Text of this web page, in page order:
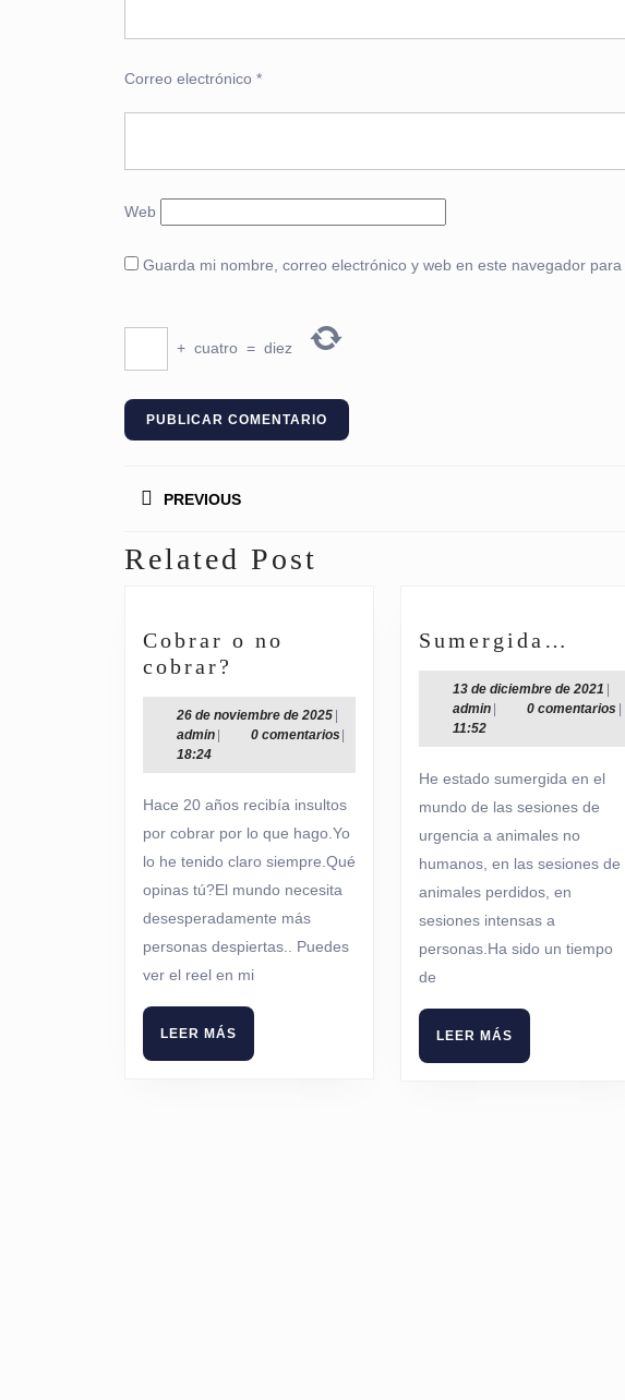
Correo electrónico *
Web
Guarda mi nombre, correo electrónico y web en este navegador para
+ cuatro = diez
entradas
PREVIOUS
Entrada
Related Post
Cobrar o no
cobrar?
o
no
cobrar?
26 de noviembre de 202526
de
de
adminadmin0 comentarios
18:24
Hace 20 años recibía insultos
por cobrar por lo que hago.Yo
lo he tenido claro siempre.Qué
opinas tú?El mundo necesita
desesperadamente más
personas despiertas.. Puedes
ver el reel en mi
LEER MÁS
MÁS
Sumergida…
13 de diciembre de 2021 13
de
de
adminadmin0 comentarios
11:52
He estado sumergida en el
mundo de las sesiones de
urgencia a animales no
humanos, en las sesiones de
animales perdidos, en
sesiones intensas a
personas.Ha sido un tiempo
de
LEER MÁS
MÁS